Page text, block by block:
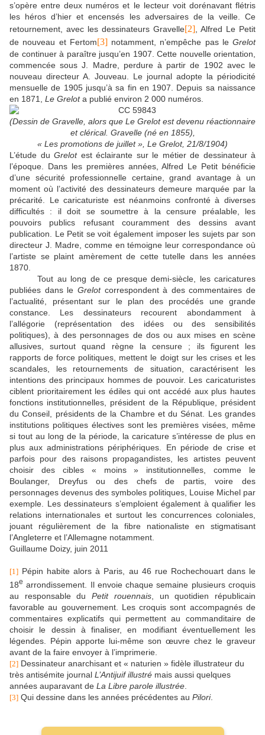
s’opère entre deux numéros et le lecteur voit dorénavant flétris
les héros d’hier et encensés les adversaires de la veille. Ce
retournement, avec les dessinateurs Gravelle[2] , Alfred Le Petit
de nouveau et Fertom[3] notamment, n’empêche pas le Grelot
de continuer à paraître jusqu’en 1907. Cette nouvelle orientation,
commencée sous J. Madre, perdure à partir de 1902 avec le
nouveau directeur A. Jouveau. Le journal adopte la périodicité
mensuelle de 1905 jusqu’à sa fin en 1907. Depuis sa naissance
en 1871, Le Grelota publié environ 2 000 numéros.
(Dessin de Gravelle, alors que Le Grelot est devenu réactionnaire
et clérical. Gravelle (né en 1855),
« Les promotions de juillet », Le Grelot, 21/8/1904)
L’étude du Grelotest éclairante sur le métier de dessinateur à
l’époque. Dans les premières années, Alfred Le Petit bénéficie
d’une sécurité professionnelle certaine, grand avantage à un
moment où l’activité des dessinateurs demeure marquée par la
précarité. Le caricaturiste est néanmoins confronté à diverses
difficultés : il doit se soumettre à la censure préalable, les
pouvoirs publics refusant couramment des dessins avant
publication. Le Petit se voit également imposer les sujets par son
directeur J. Madre, comme en témoigne leur correspondance où
l’artiste se plaint amèrement de cette tutelle dans les années
1870.
Tout au long de ce presque demi-siècle, les caricatures
publiées dans le Grelotcorrespondent à des commentaires de
l’actualité, présentant sur le plan des procédés une grande
constance. Les dessinateurs recourent abondamment à
l’allégorie (représentation des idées ou des sensibilités
politiques), à des personnages de dos ou aux mises en scène
allusives, surtout quand règne la censure ; ils figurent les
rapports de force politiques, mettent le doigt sur les crises et les
scandales, les retournements de situation, caractérisent les
intentions des principaux hommes de pouvoir. Les caricaturistes
ciblent prioritairement les édiles qui ont accédé aux plus hautes
fonctions institutionnelles, président de la République, président
du Conseil, présidents de la Chambre et du Sénat. Les grandes
institutions politiques électives sont les premières visées, même
si tout au long de la période, la caricature s’intéresse de plus en
plus aux administrations périphériques. En période de crise et
parfois pour des raisons propagandistes, les artistes peuvent
choisir des cibles « moins » institutionnelles, comme le
Boulanger, Dreyfus ou des chefs de partis, voire des
personnages devenus des symboles politiques, Louise Michel par
exemple. Les dessinateurs s’emploient également à qualifier les
relations internationales et surtout les concurrences coloniales,
jouant régulièrement de la fibre nationaliste en stigmatisant
l’Angleterre et l’Allemagne notamment.
Guillaume Doizy, juin 2011
[1] Pépin habite alors à Paris, au 46 rue Rochechouart dans le
18e arrondissement. Il envoie chaque semaine plusieurs croquis
au responsable duPetit rouennais, un quotidien républicain
favorable au gouvernement. Les croquis sont accompagnés de
commentaires explicatifs qui permettent au commanditaire de
choisir le dessin à finaliser, en modifiant éventuellement les
légendes. Pépin apporte lui-même son œuvre chez le graveur
avant de la faire envoyer à l’imprimerie.
[2] Dessinateur anarchisant et « naturien » fidèle illustrateur du
très antisémite journal L’Antijuif illustré mais aussi quelques
années auparavant de La Libre parole illustrée
[3] Qui dessine dans les années précédentes au Pilori.